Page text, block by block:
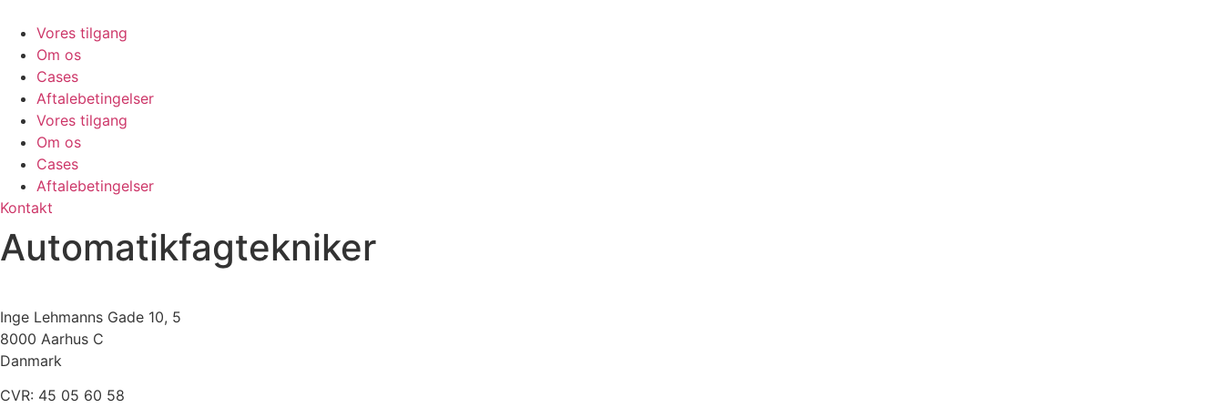
indhold
Vores tilgang
Om os
Cases
Aftalebetingelser
Vores tilgang
Om os
Cases
Aftalebetingelser
Kontakt
Automatikfagtekniker
Inge Lehmanns Gade 10, 5
8000 Aarhus C
Danmark
CVR: 45 05 60 58